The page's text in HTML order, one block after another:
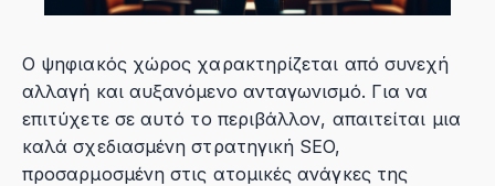
Ο ψηφιακός χώρος χαρακτηρίζεται από συνεχή
αλλαγή και αυξανόμενο ανταγωνισμό. Για να
επιτύχετε σε αυτό το περιβάλλον, απαιτείται μια
καλά σχεδιασμένη στρατηγική SEO,
προσαρμοσμένη στις ατομικές ανάγκες της